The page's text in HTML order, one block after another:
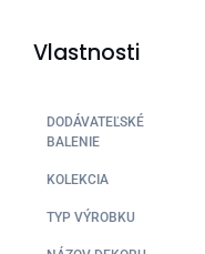
Vlastnosti
DODÁVATEĽSKÉ
BALENIE
KOLEKCIA
TYP VÝROBKU